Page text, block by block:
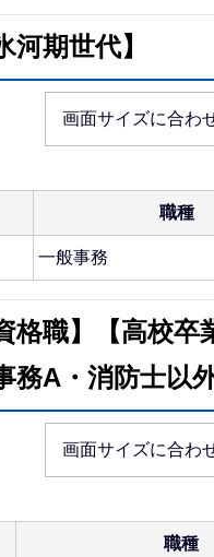
河期世代】
画面サイズに合わ
職種
一般事務
格職】【高校卒
務A・消防士以外
画面サイズに合わ
職種